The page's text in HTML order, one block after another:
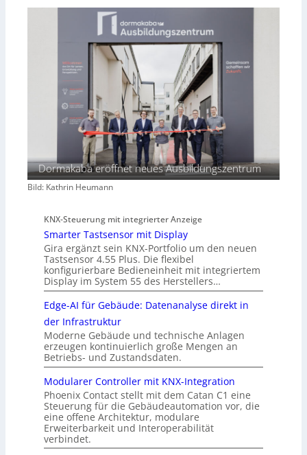
Dormakaba eröffnet neues Ausbildungszentrum
Bild: Kathrin Heumann
KNX-Steuerung mit integrierter Anzeige
Smarter Tastsensor mit Display
Gira ergänzt sein KNX-Portfolio um den neuen
Tastsensor 4.55 Plus. Die flexibel
konfigurierbare Bedieneinheit mit integriertem
Display im System 55 des Herstellers…
Edge-AI für Gebäude: Datenanalyse direkt in
der Infrastruktur
Moderne Gebäude und technische Anlagen
erzeugen kontinuierlich große Mengen an
Betriebs- und Zustandsdaten.
Modularer Controller mit KNX-Integration
Phoenix Contact stellt mit dem Catan C1 eine
Steuerung für die Gebäudeautomation vor, die
eine offene Architektur, modulare
Erweiterbarkeit und Interoperabilität
verbindet.